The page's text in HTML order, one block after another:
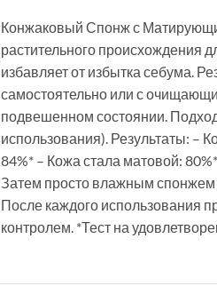
Конжаковый Спонж с
растительного происхождения
избавляет от избытка себума.
самостоятельно или с
подвешенном состоянии.
использования). Результаты: –
84%* – Кожа стала матовой:
Затем просто влажным
После каждого использования
контролем. *Тест на